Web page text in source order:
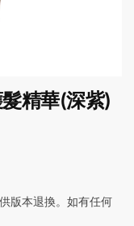
精華(深紫)
版本退換。如有任何